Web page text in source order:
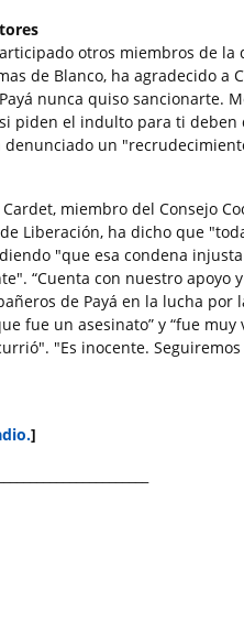
otros miembros de la
de Blanco, ha agradecido a
nunca quiso sancionarte.
piden el indulto para ti deben
denunciado un
miembro del Consejo
Liberación, ha dicho que
"que esa condena
“Cuenta con nuestro apoyo
de Payá en la lucha por
fue un asesinato” y “fue
"Es inocente.
]